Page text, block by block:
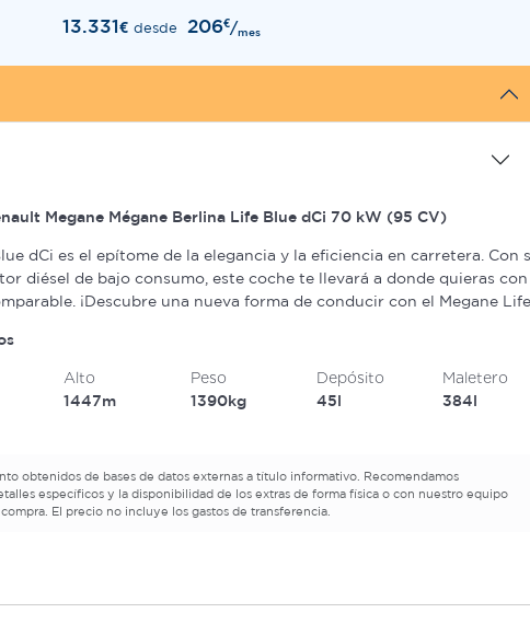
13.331€ desde 206€/mes
Megane Mégane Berlina Life Blue dCi 70 kW (95 CV)
dCi es el epítome de la elegancia y la eficiencia en carretera. Con
diésel de bajo consumo, este coche te llevará a donde quieras con
¡Descubre una nueva forma de conducir con el Megane
Alto
1447m
Peso
1390kg
Depósito
45l
Maletero
384l
obtenidos de bases de datos externas a título informativo. Recomendamos
específicos y la disponibilidad de los extras de forma física o con nuestro equipo
El precio no incluye los gastos de transferencia.